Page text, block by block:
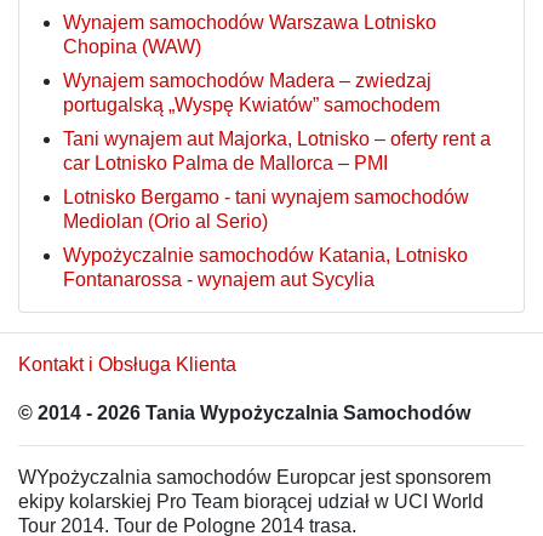
Wynajem samochodów Warszawa Lotnisko
Chopina (WAW)
Wynajem samochodów Madera – zwiedzaj
portugalską „Wyspę Kwiatów” samochodem
Tani wynajem aut Majorka, Lotnisko – oferty rent a
car Lotnisko Palma de Mallorca – PMI
Lotnisko Bergamo - tani wynajem samochodów
Mediolan (Orio al Serio)
Wypożyczalnie samochodów Katania, Lotnisko
Fontanarossa - wynajem aut Sycylia
Kontakt i Obsługa Klienta
© 2014 - 2026 Tania Wypożyczalnia Samochodów
WYpożyczalnia samochodów Europcar jest sponsorem
ekipy kolarskiej Pro Team biorącej udział w UCI World
Tour 2014. Tour de Pologne 2014 trasa.